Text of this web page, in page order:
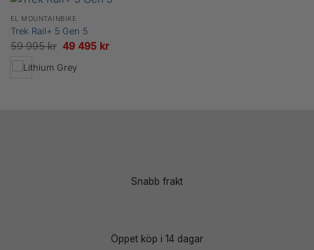
EL MOUNTAINBIKE
Trek Rail+ 5 Gen 5
59 995kr Det
priset
49 495 krDet
Snabb frakt
Öppet köp i 14 dagar